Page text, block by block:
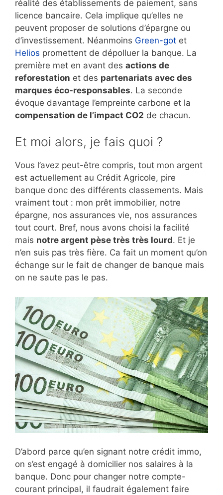
réalité des établissements de paiement, sans
licence bancaire. Cela implique qu’elles ne
peuvent proposer de solutions d’épargne ou
d’investissement. Néanmoins Green-got et
Helios promettent de dépolluer la banque. La
première met en avant des actions de
reforestation et des partenariats avec des
marques éco-responsables. La seconde
évoque davantage l’empreinte carbone et la
compensation de l’impact CO2 de chacun.
Et moi alors, je fais quoi ?
Vous l’avez peut-être compris, tout mon argent
est actuellement au Crédit Agricole, pire
banque donc des différents classements. Mais
vraiment tout : mon prêt immobilier, notre
épargne, nos assurances vie, nos assurances
tout court. Bref, nous avons choisi la facilité
mais notre argent pèse très très lourd. Et je
n’en suis pas très fière. Ca fait un moment qu’on
échange sur le fait de changer de banque mais
on ne saute pas le pas.
D’abord parce qu’en signant notre crédit immo,
on s’est engagé à domicilier nos salaires à la
banque. Donc pour changer notre compte-
courant principal, il faudrait également faire